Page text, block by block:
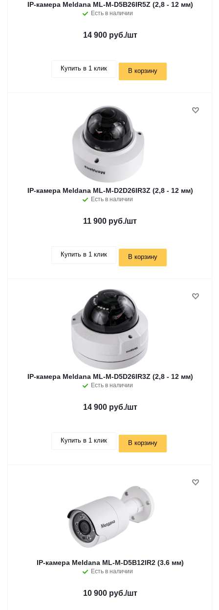
IP-камера Meldana ML-M-D5B26IR5Z (2,8 - 12 мм)
Есть в наличии
14 900 руб./шт
Купить в 1 клик В корзину
IP-камера Meldana ML-M-D2D26IR3Z (2,8 - 12 мм)
Есть в наличии
11 900 руб./шт
Купить в 1 клик В корзину
IP-камера Meldana ML-M-D5D26IR3Z (2,8 - 12 мм)
Есть в наличии
14 900 руб./шт
Купить в 1 клик В корзину
IP-камера Meldana ML-M-D5B12IR2 (3.6 мм)
Есть в наличии
10 900 руб./шт